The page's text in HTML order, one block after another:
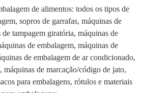
de alimentos: todos os tipos de
sopros de garrafas, máquinas de
de tampagem giratória, máquinas de
de embalagem, máquinas de
de embalagem de ar condicionado,
máquinas de marcação/código de jato,
para embalagens, rótulos e materiais